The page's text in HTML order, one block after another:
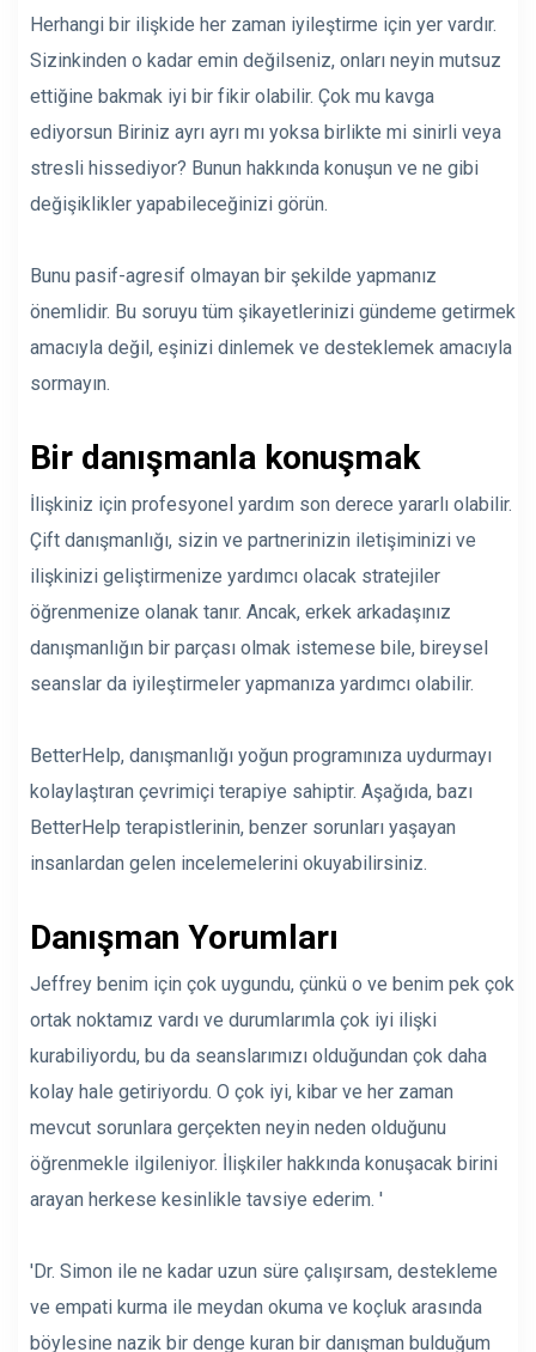
Herhangi bir ilişkide her zaman iyileştirme için yer vardır.
Sizinkinden o kadar emin değilseniz, onları neyin mutsuz
ettiğine bakmak iyi bir fikir olabilir. Çok mu kavga
ediyorsun Biriniz ayrı ayrı mı yoksa birlikte mi sinirli veya
stresli hissediyor? Bunun hakkında konuşun ve ne gibi
değişiklikler yapabileceğinizi görün.
Bunu pasif-agresif olmayan bir şekilde yapmanız
önemlidir. Bu soruyu tüm şikayetlerinizi gündeme getirmek
amacıyla değil, eşinizi dinlemek ve desteklemek amacıyla
sormayın.
Bir danışmanla konuşmak
İlişkiniz için profesyonel yardım son derece yararlı olabilir.
Çift danışmanlığı, sizin ve partnerinizin iletişiminizi ve
ilişkinizi geliştirmenize yardımcı olacak stratejiler
öğrenmenize olanak tanır. Ancak, erkek arkadaşınız
danışmanlığın bir parçası olmak istemese bile, bireysel
seanslar da iyileştirmeler yapmanıza yardımcı olabilir.
BetterHelp, danışmanlığı yoğun programınıza uydurmayı
kolaylaştıran çevrimiçi terapiye sahiptir. Aşağıda, bazı
BetterHelp terapistlerinin, benzer sorunları yaşayan
insanlardan gelen incelemelerini okuyabilirsiniz.
Danışman Yorumları
Jeffrey benim için çok uygundu, çünkü o ve benim pek çok
ortak noktamız vardı ve durumlarımla çok iyi ilişki
kurabiliyordu, bu da seanslarımızı olduğundan çok daha
kolay hale getiriyordu. O çok iyi, kibar ve her zaman
mevcut sorunlara gerçekten neyin neden olduğunu
öğrenmekle ilgileniyor. İlişkiler hakkında konuşacak birini
arayan herkese kesinlikle tavsiye ederim. '
'Dr. Simon ile ne kadar uzun süre çalışırsam, destekleme
ve empati kurma ile meydan okuma ve koçluk arasında
böylesine nazik bir denge kuran bir danışman bulduğum